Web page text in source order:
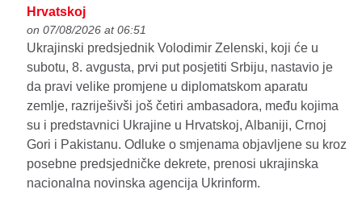
Hrvatskoj
on 07/08/2026 at 06:51
Ukrajinski predsjednik Volodimir Zelenski, koji će u
subotu, 8. avgusta, prvi put posjetiti Srbiju, nastavio je
da pravi velike promjene u diplomatskom aparatu
zemlje, razriješivši još četiri ambasadora, među kojima
su i predstavnici Ukrajine u Hrvatskoj, Albaniji, Crnoj
Gori i Pakistanu. Odluke o smjenama objavljene su kroz
posebne predsjedničke dekrete, prenosi ukrajinska
nacionalna novinska agencija Ukrinform.